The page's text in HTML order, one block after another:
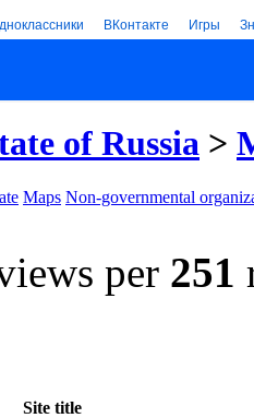
ВКонтакте Игры
of Russia >
Maps Non-governmental
per 251
Site title